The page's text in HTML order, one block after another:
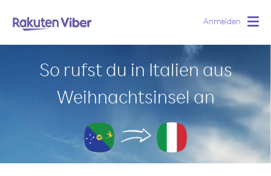
Anmelden
So rufst du in Italien aus
Weihnachtsinsel an